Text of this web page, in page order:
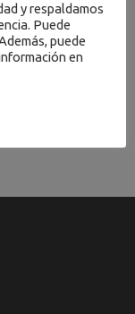
Urban
y respaldamos
Puede
puede
en